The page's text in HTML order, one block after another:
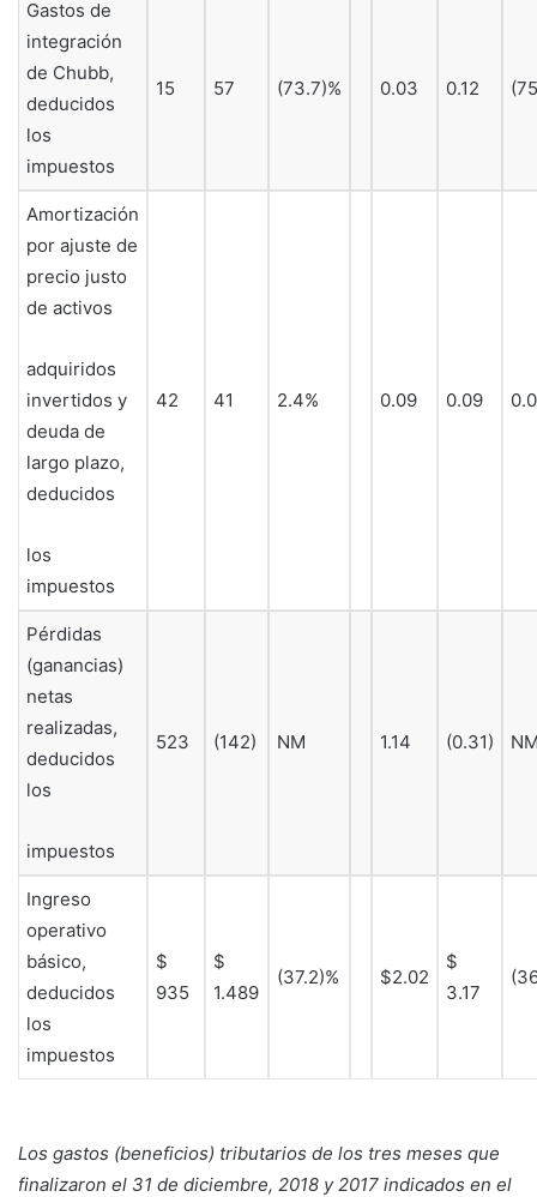
Gastos de
integración
de Chubb,
deducidos
los
impuestos
15 57 (73.7)% 0.03 0.12
Amortización
por ajuste de
precio justo
de activos
adquiridos
invertidos y
deuda de
largo plazo,
deducidos
los
impuestos
42 41 2.4% 0.09 0.09
Pérdidas
(ganancias)
netas
realizadas,
deducidos
los
impuestos
523 (142) NM 1.14 (0.31)
Ingreso
operativo
básico,
deducidos
los
impuestos
$
935
$
1.489
(37.2)% $2.02
$
3.17
Los gastos (beneficios) tributarios de los tres meses que
finalizaron el 31 de diciembre, 2018 y 2017 indicados en el